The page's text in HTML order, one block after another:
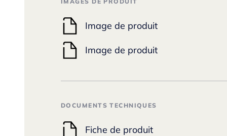
Image de produit
Image de produit
DOCUMENTS TECHNIQUES
Fiche de produit